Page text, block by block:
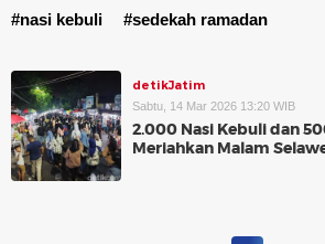
#nasi kebuli
#sedekah ramadan
detikJatim
Sabtu, 14 Mar 2026 13:20 WIB
2.000 Nasi Kebuli dan
Meriahkan Malam